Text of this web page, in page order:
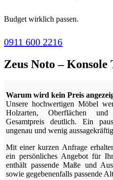
Budget wirklich passen.
0911 600 2216
Zeus Noto – Konsole
Warum wird kein Preis
Unsere hochwertigen Möbel
Holzarten, Oberflächen
Gesamtpreis deutlich. Ein
ungenau und wenig
Mit einer kurzen Anfrage
ein persönliches Angebot für
enthält passende Maße und
sowie gegebenenfalls passende